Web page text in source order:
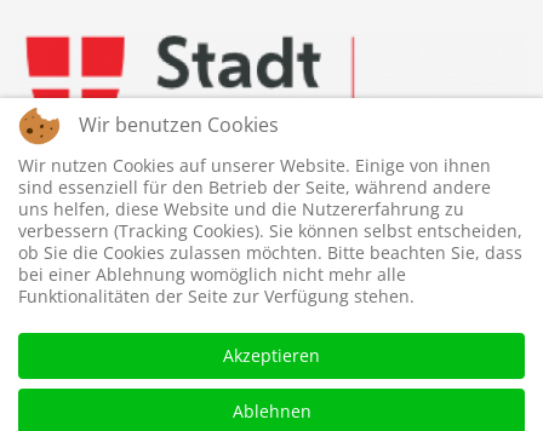
© 2026 © WTTV - Wiener Tischtennis Verband. Gestaltet und
Wir benutzen Cookies
Wir nutzen Cookies auf unserer Website. Einige von ihnen
sind essenziell für den Betrieb der Seite, während andere
uns helfen, diese Website und die Nutzererfahrung zu
verbessern (Tracking Cookies). Sie können selbst entscheiden,
ob Sie die Cookies zulassen möchten. Bitte beachten Sie, dass
bei einer Ablehnung womöglich nicht mehr alle
Funktionalitäten der Seite zur Verfügung stehen.
Akzeptieren
Ablehnen